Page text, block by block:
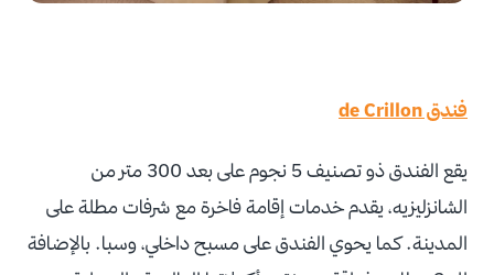
فندق de Crillon
يقع الفندق ذو تصنيف 5 نجوم على بعد 300 متر من
الشانزليزيه، يقدم خدمات إقامة فاخرة مع شرفات مطلة على
المدينة. كما يحوي الفندق على مسبح داخلي، وسبا. بالإضافة